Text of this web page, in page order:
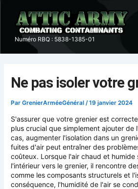
contenu
Numéro RBQ : 5838-‍1‍385-01
Ne pas isoler votre
Par GrenierArméeGénéral /19 janvier 2024
S'assurer que votre grenier est
plus crucial que simplement ajouter de
cas, augmenter l'isolation dans un
fuites d'air peut entraîner des
coûteux. Lorsque l'air chaud et humide
l'intérieur vers le grenier, il rencontre
comme les composants structurels et
conséquence, l'humidité de l'air se